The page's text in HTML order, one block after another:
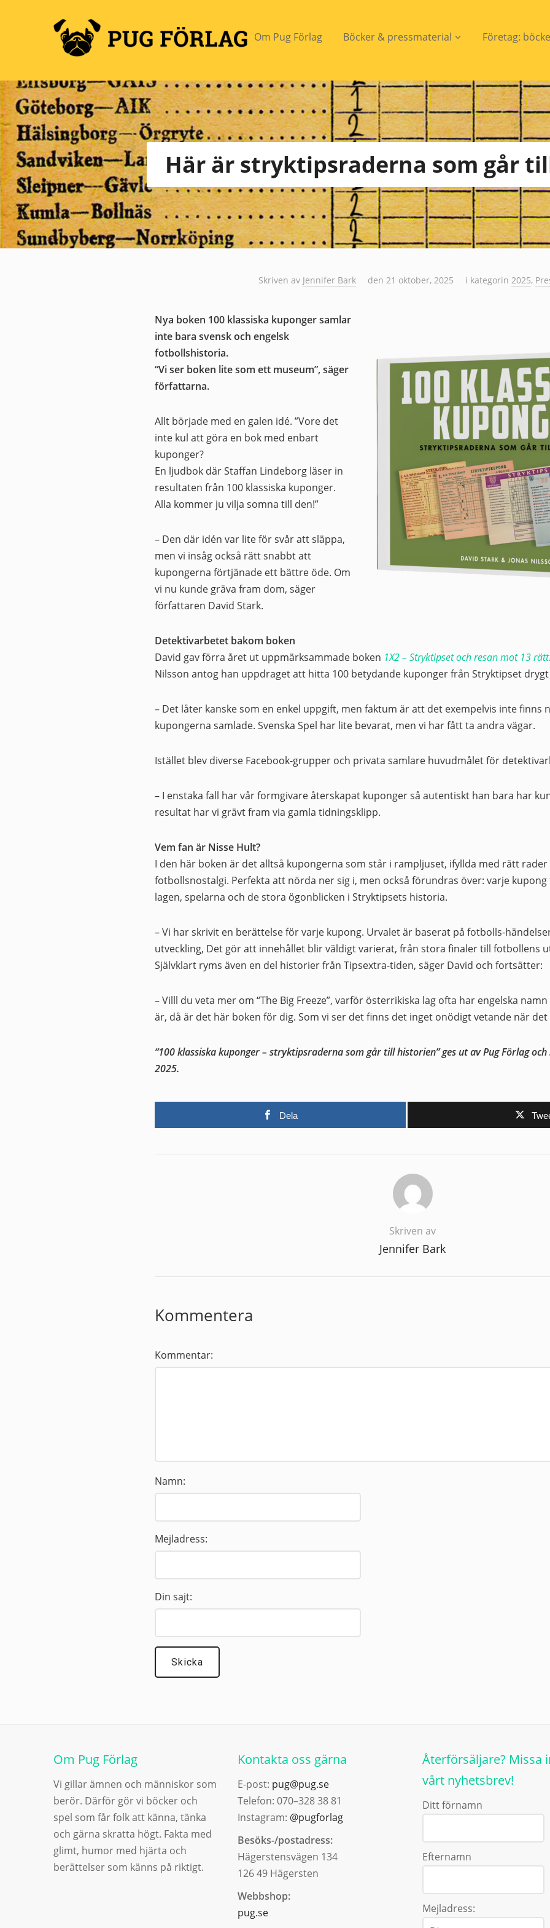
Om Pug Förlag Böcker & pressmaterial Företag:
Här är stryktipsraderna som går
Skriven av Jennifer Bark den 21 oktober, 2025 i kategorin 2025,
Nya boken 100 klassiska kuponger samlar
inte bara svensk och engelsk
fotbollshistoria.
“Vi ser boken lite som ett museum”, säger
författarna.
Allt började med en galen idé. ”Vore det
inte kul att göra en bok med enbart
kuponger?
En ljudbok där Staffan Lindeborg läser in
resultaten från 100 klassiska kuponger.
Alla kommer ju vilja somna till den!”
– Den där idén var lite för svår att släppa,
men vi insåg också rätt snabbt att
kupongerna förtjänade ett bättre öde. Om
vi nu kunde gräva fram dom, säger
författaren David Stark.
Detektivarbetet bakom boken
David gav förra året ut uppmärksammade boken 1X2 – Stryktipset och resan mot 13 rätt
Nilsson antog han uppdraget att hitta 100 betydande kuponger från Stryktipset
– Det låter kanske som en enkel uppgift, men faktum är att det exempelvis inte finns
kupongerna samlade. Svenska Spel har lite bevarat, men vi har fått ta andra vägar.
Istället blev diverse Facebook-grupper och privata samlare huvudmålet för
– I enstaka fall har vår formgivare återskapat kuponger så autentiskt han bara har
resultat har vi grävt fram via gamla tidningsklipp.
Vem fan är Nisse Hult?
I den här boken är det alltså kupongerna som står i rampljuset, ifyllda med rätt
fotbollsnostalgi. Perfekta att nörda ner sig i, men också förundras över: varje
lagen, spelarna och de stora ögonblicken i Stryktipsets historia.
– Vi har skrivit en berättelse för varje kupong. Urvalet är baserat på fotbolls-
utveckling, Det gör att innehållet blir väldigt varierat, från stora finaler till fotbollens
Självklart ryms även en del historier från Tipsextra-tiden, säger David och fortsätter:
– Villl du veta mer om “The Big Freeze”, varför österrikiska lag ofta har engelska
är, då är det här boken för dig. Som vi ser det finns det inget onödigt vetande när
“100 klassiska kuponger – stryktipsraderna som går till historien” ges ut av Pug Förlag
2025.
Dela
Skriven av
Jennifer Bark
Kommentera
Kommentar:
Namn:
Mejladress:
Din sajt:
Om Pug Förlag
Vi gillar ämnen och människor som
berör. Därför gör vi böcker och
spel som får folk att känna, tänka
och gärna skratta högt. Fakta med
glimt, humor med hjärta och
berättelser som känns på riktigt.
Kontakta oss gärna
E-post: pug@pug.se
Telefon: 070–328 38 81
Instagram: @pugforlag
Besöks-/postadress:
Hägerstensvägen 134
126 49 Hägersten
Webbshop:
pug.se
Återförsäljare? Missa
vårt nyhetsbrev!
Ditt förnamn
Efternamn
Mejladress: